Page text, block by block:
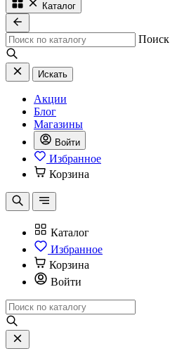
Каталог
Поиск
Искать
Акции
Блог
Магазины
Войти
Избранное
Корзина
Каталог
Избранное
Корзина
Войти